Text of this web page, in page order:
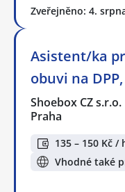
Zveřejněno: 4.
Asistent/ka
obuvi na
Shoebox CZ s.r.o.
Praha
135 – 150 Kč /
Vhodné také